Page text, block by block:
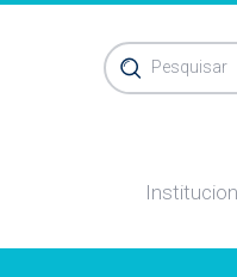
Pesquisar